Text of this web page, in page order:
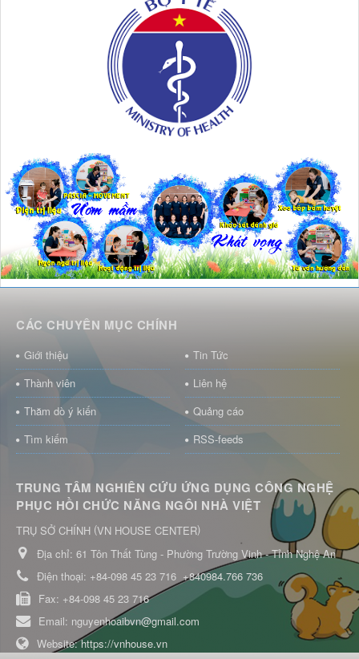
CÁC CHUYÊN MỤC CHÍNH
Giới thiệu
Tin Tức
Thành viên
Liên hệ
Thăm dò ý kiến
Quảng cáo
Tìm kiếm
RSS-feeds
TRUNG TÂM NGHIÊN CỨU ỨNG DỤNG CÔNG NGHỆ
PHỤC HỒI CHỨC NĂNG NGÔI NHÀ VIỆT
TRỤ SỞ CHÍNH (VN HOUSE CENTER)
Địa chỉ: 61 Tôn Thất Tùng - Phường Trường Vinh - Tỉnh Nghệ An
Điện thoại: +84-098 45 23 716 +840984.766 736
Fax: +84-098 45 23 716
Email: nguyenhoaibvn@gmail.com
Website:https://vnhouse.vn